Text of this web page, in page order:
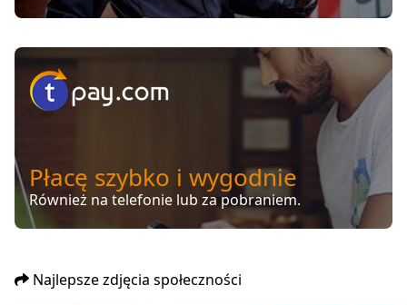
Płacę szybko i wygodnie
Również na telefonie lub za pobraniem.
Najlepsze zdjęcia społeczności